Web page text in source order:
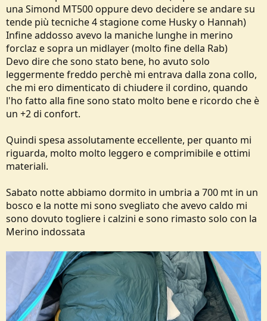
una Simond MT500 oppure devo decidere se andare su
tende più tecniche 4 stagione come Husky o Hannah)
Infine addosso avevo la maniche lunghe in merino
forclaz e sopra un midlayer (molto fine della Rab)
Devo dire che sono stato bene, ho avuto solo
leggermente freddo perchè mi entrava dalla zona collo,
che mi ero dimenticato di chiudere il cordino, quando
l'ho fatto alla fine sono stato molto bene e ricordo che è
un +2 di confort.
Quindi spesa assolutamente eccellente, per quanto mi
riguarda, molto molto leggero e comprimibile e ottimi
materiali.
Sabato notte abbiamo dormito in umbria a 700 mt in un
bosco e la notte mi sono svegliato che avevo caldo mi
sono dovuto togliere i calzini e sono rimasto solo con la
Merino indossata